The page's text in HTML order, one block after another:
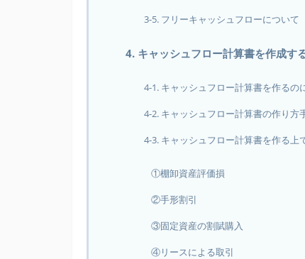
3-5. フリーキャッシュフローについて
4. キャッシュフロー計算書を作成す
4-1. キャッシュフロー計算書を作るの
4-2. キャッシュフロー計算書の作り方
4-3. キャッシュフロー計算書を作る上
①棚卸資産評価損
②手形割引
③固定資産の割賦購入
④リースによる取引